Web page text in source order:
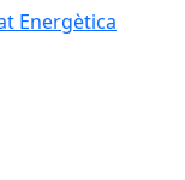
Energètica